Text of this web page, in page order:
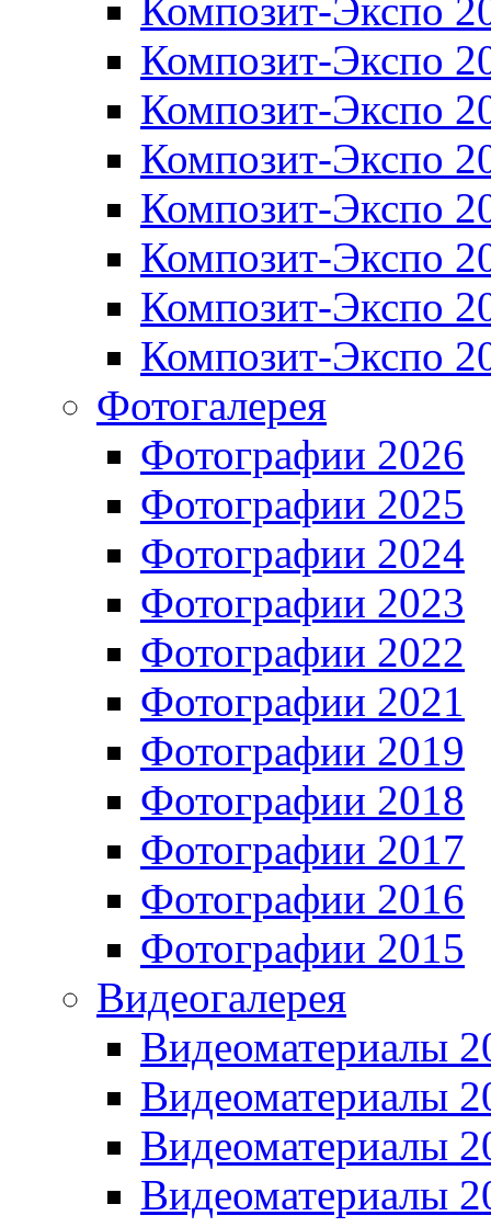
Композит-Экспо
Композит-Экспо
Композит-Экспо
Композит-Экспо
Композит-Экспо
Композит-Экспо
Композит-Экспо
Композит-Экспо
Фотогалерея
Фотографии 2026
Фотографии 2025
Фотографии 2024
Фотографии 2023
Фотографии 2022
Фотографии 2021
Фотографии 2019
Фотографии 2018
Фотографии 2017
Фотографии 2016
Фотографии 2015
Видеогалерея
Видеоматериалы
Видеоматериалы
Видеоматериалы
Видеоматериалы